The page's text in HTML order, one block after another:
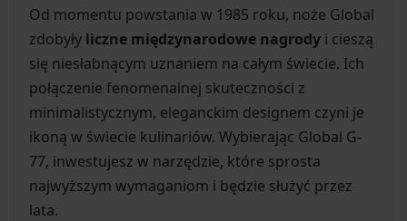
Od momentu powstania w 1985 roku, noże Global
zdobyły liczne międzynarodowe nagrody i cieszą
się niesłabnącym uznaniem na całym świecie. Ich
połączenie fenomenalnej skuteczności z
minimalistycznym, eleganckim designem czyni je
ikoną w świecie kulinariów. Wybierając Global G-
77, inwestujesz w narzędzie, które sprosta
najwyższym wymaganiom i będzie służyć przez
lata.